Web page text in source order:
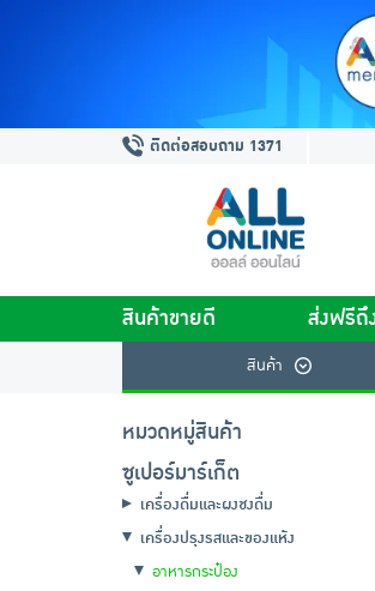
ติดต่อสอบถาม 1371
สินค้าขายดี ส่งฟรีถึ
สินค้า
หมวดหมู่สินค้า
ซูเปอร์มาร์เก็ต
เครื่องดื่มและผงชงดื่ม
เครื่องปรุงรสและของแห้ง
อาหารกระป๋อง